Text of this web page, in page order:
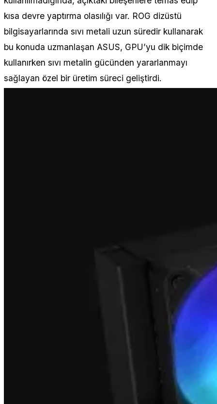
kısa devre yaptırma olasılığı var. ROG dizüstü
bilgisayarlarında sıvı metali uzun süredir kullanarak
bu konuda uzmanlaşan ASUS, GPU’yu dik biçimde
kullanırken sıvı metalin gücünden yararlanmayı
sağlayan özel bir üretim süreci geliştirdi.